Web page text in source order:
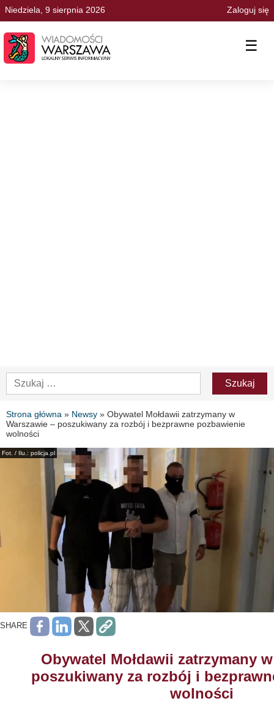
Niedziela, 9 sierpnia 2026 Zaloguj się
☰
Strona główna » Newsy » Obywatel Mołdawii zatrzymany w
Warszawie – poszukiwany za rozbój i bezprawne pozbawienie
wolności
Fot. / Ilu.: policja.pl
SHARE
Obywatel Mołdawii zatrzymany
poszukiwany za rozbój i
wolności